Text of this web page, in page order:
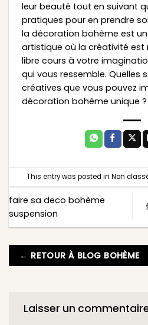
leur beauté tout en suivant
pratiques pour en prendre
la décoration bohème est
artistique où la créativité est
libre cours à votre
qui vous ressemble. Quelles
créatives que vous pouvez
décoration bohème unique ?
This entry was posted in Non
faire sa deco bohème
suspension
← RETOUR À BLOG BOHÈME
Laisser un